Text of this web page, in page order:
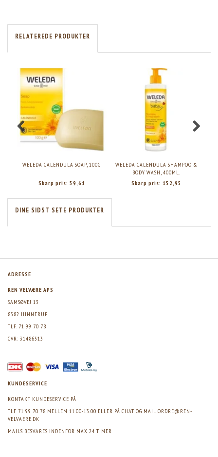
RELATEREDE PRODUKTER
WELEDA CALENDULA SOAP, 100G.
Skarp pris: 59,61
WELEDA CALENDULA SHAMPOO &
BODY WASH, 400ML.
Skarp pris: 152,95
DINE SIDST SETE PRODUKTER
ADRESSE
REN VELVÆRE APS
SAMSØVEJ 13
8382 HINNERUP
TLF. 71 99 70 78
CVR: 31486513
KUNDESERVICE
KONTAKT KUNDESERVICE PÅ
TLF 71 99 70 78 MELLEM 11.00-13.00 ELLER PÅ CHAT OG MAIL ORDRE@REN-
VELVAERE.DK
MAILS BESVARES INDENFOR MAX 24 TIMER